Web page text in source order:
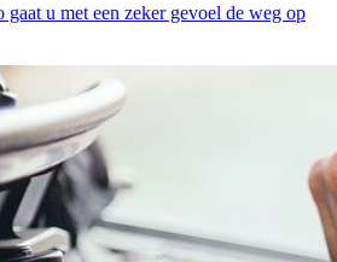
gaat u met een zeker gevoel de weg op